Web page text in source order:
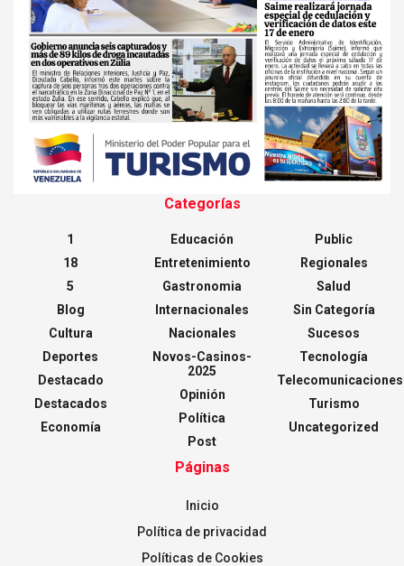
Categorías
1
18
5
Blog
Cultura
Deportes
Destacado
Destacados
Economía
Educación
Entretenimiento
Gastronomia
Internacionales
Nacionales
Novos-Casinos-
2025
Opinión
Política
Post
Public
Regionales
Salud
Sin Categoría
Sucesos
Tecnología
Telecomunicaciones
Turismo
Uncategorized
Páginas
Inicio
Política de privacidad
Políticas de Cookies